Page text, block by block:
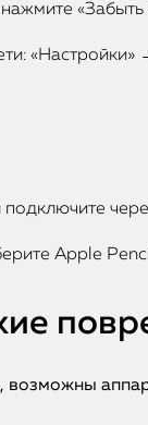
«Забыть
Apple
возможны